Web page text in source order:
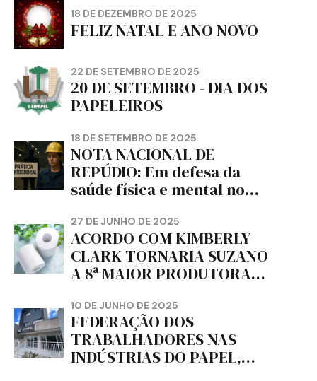
18 DE DEZEMBRO DE 2025
FELIZ NATAL E ANO NOVO
22 DE SETEMBRO DE 2025
20 DE SETEMBRO - DIA DOS
PAPELEIROS
18 DE SETEMBRO DE 2025
NOTA NACIONAL DE
REPÚDIO: Em defesa da
saúde física e mental no
da dignidade sindical.
27 DE JUNHO DE 2025
ACORDO COM KIMBERLY-
CLARK TORNARIA SUZANO
A 8ª MAIOR PRODUTORA
MUNDO, DIZ FITCH
10 DE JUNHO DE 2025
FEDERAÇÃO DOS
TRABALHADORES NAS
INDÚSTRIAS DO PAPEL,